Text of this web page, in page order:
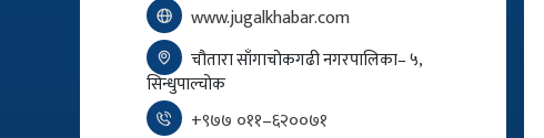
www.jugalkhabar.com
चौतारा साँगाचोकगढी नगरपालिका– ५,
सिन्धुपाल्चोक
+९७७ ०११–६२००७१